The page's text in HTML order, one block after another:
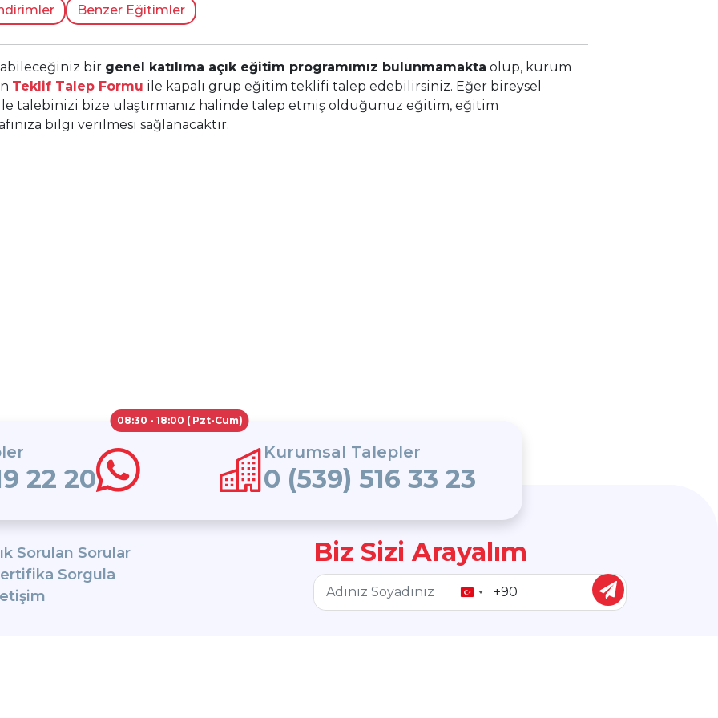
Benzer Eğitimler
bir genel katılıma açık eğitim programımız bulunmamakta olup, kurum
Teklif Talep Formu ile kapalı grup eğitim teklifi talep edebilirsiniz. Eğer bireysel
talebinizi bize ulaştırmanız halinde talep etmiş olduğunuz eğitim, eğitim
bilgi verilmesi sağlanacaktır.
08:30 - 18:00 ( Pzt-Cum)
22 20
Kurumsal Talepler
0 (539) 516 33 23
Sorulan Sorular
Sorgula
Biz Sizi Arayalım
Turkey
+90